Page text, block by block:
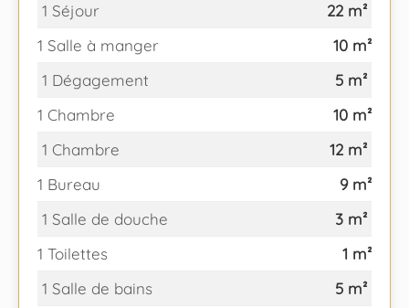
1 Séjour
22 m²
1 Salle à manger
10 m²
1 Dégagement
5 m²
1 Chambre
10 m²
1 Chambre
12 m²
1 Bureau
9 m²
1 Salle de douche
3 m²
1 Toilettes
1 m²
1 Salle de bains
5 m²